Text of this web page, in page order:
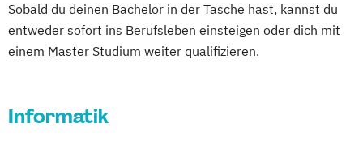
Sobald du deinen Bachelor in der Tasche hast, kannst du
entweder sofort ins Berufsleben einsteigen oder dich mit
einem Master Studium weiter qualifizieren.
Informatik